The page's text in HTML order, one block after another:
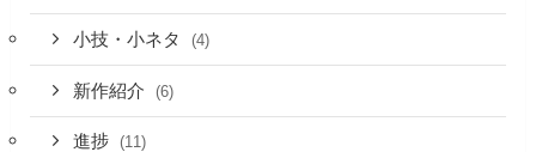
小技・小ネタ (4)
新作紹介 (6)
進捗 (11)